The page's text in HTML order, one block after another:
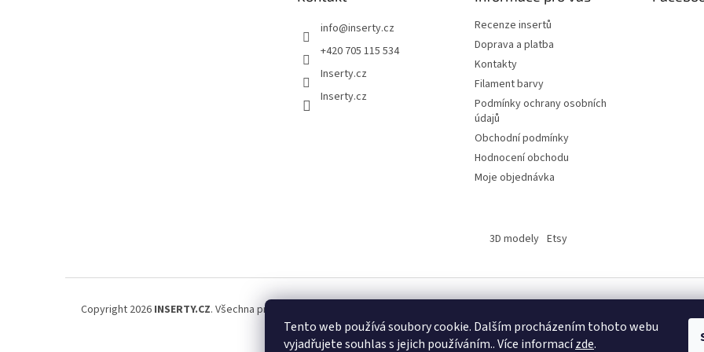
Tento web používá soubory cookie. Dalším procházením tohoto webu
vyjadřujete souhlas s jejich používáním.. Více informacízde.
info@inserty.cz
+420 705 115 534
Inserty.cz
Inserty.cz
Recenze insertů
Doprava a platba
Kontakty
Filament barvy
Podmínky ochrany osobních
údajů
Obchodní podmínky
Hodnocení obchodu
Moje objednávka
3D modely Etsy
Copyright 2026 INSERTY.CZ. Všechna práva vyhrazena.